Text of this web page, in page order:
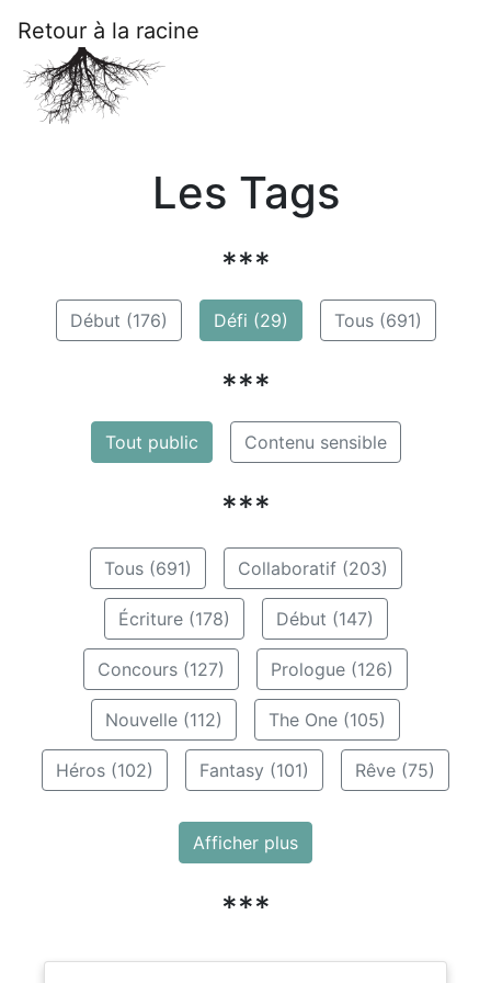
Retour à la racine
Les Tags
***
Début (176) Défi (29) Tous (691)
***
Tout public Contenu sensible
***
Tous (691) Collaboratif (203)
Écriture (178) Début (147)
Concours (127) Prologue (126)
Nouvelle (112) The One (105)
Héros (102) Fantasy (101) Rêve (75)
Afficher plus
***